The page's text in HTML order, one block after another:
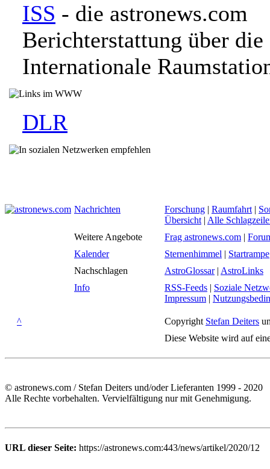
ISS - die astronews.com
Berichterstattung über die
Internationale
DLR
Nachrichten Forschung | Raumfahrt |
Übersicht | Alle
Weitere Angebote
Frag astronews.com |
Kalender
Sternenhimmel | Startrampe
Nachschlagen
AstroGlossar| AstroLinks
Info
RSS-Feeds | Soziale
Impressum |
^ Copyright Stefan Deiters
Diese Website wird auf
© astronews.com / Stefan Deiters und/oder Lieferanten 1999 - 2020
Alle Rechte vorbehalten. Vervielfältigung nur mit Genehmigung.
URL dieser Seite: https://astronews.com:443/news/artikel/2020/12